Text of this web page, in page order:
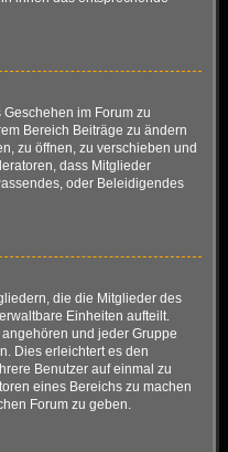
im Forum zu
Bereich Beiträge zu ändern
zu öffnen, zu verschieben und
dass Mitglieder
oder Beleidigendes
die die Mitglieder des
Einheiten aufteilt.
und jeder Gruppe
Dies erleichtert es den
Benutzer auf einmal zu
eines Bereichs zu machen
Forum zu geben.